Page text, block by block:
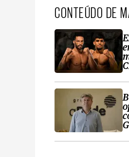
CONTEÚDO DE